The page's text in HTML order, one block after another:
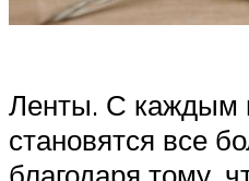
Ленты. С каждым
становятся все